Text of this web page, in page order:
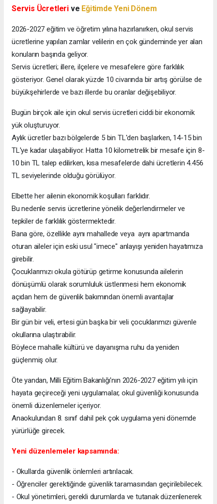
Servis Ücretleri ve Eğitimde Yeni Dönem
2026-2027 eğitim ve öğretim yılına hazırlanırken, okul servis
ücretlerine yapılan zamlar velilerin en çok gündeminde yer alan
konuların başında geliyor.
Servis ücretleri; illere, ilçelere ve mesafelere göre farklılık
gösteriyor. Genel olarak yüzde 10 civarında bir artış görülse de
büyükşehirlerde ve bazı illerde bu oranlar değişebiliyor.
Bugün birçok aile için okul servis ücretleri ciddi bir ekonomik
yük oluşturuyor.
Aylık ücretler bazı bölgelerde 5 bin TL'den başlarken, 14-15 bin
TL'ye kadar ulaşabiliyor. Hatta 10 kilometrelik bir mesafe için 8-
10 bin TL talep edilirken, kısa mesafelerde dahi ücretlerin 4.456
TL seviyelerinde olduğu görülüyor.
Elbette her ailenin ekonomik koşulları farklıdır.
Bu nedenle servis ücretlerine yönelik değerlendirmeler ve
tepkiler de farklılık göstermektedir.
Bana göre, özellikle aynı mahallede veya aynı apartmanda
oturan aileler için eski usul "imece" anlayışı yeniden hayatımıza
girebilir.
Çocuklarımızı okula götürüp getirme konusunda ailelerin
dönüşümlü olarak sorumluluk üstlenmesi hem ekonomik
açıdan hem de güvenlik bakımından önemli avantajlar
sağlayabilir.
Bir gün bir veli, ertesi gün başka bir veli çocuklarımızı güvenle
okullarına ulaştırabilir.
Böylece mahalle kültürü ve dayanışma ruhu da yeniden
güçlenmiş olur.
Öte yandan, Milli Eğitim Bakanlığı'nın 2026-2027 eğitim yılı için
hayata geçireceği yeni uygulamalar, okul güvenliği konusunda
önemli düzenlemeler içeriyor.
Anaokulundan 8. sınıf dahil pek çok uygulama yeni dönemde
yürürlüğe girecek.
Yeni düzenlemeler kapsamında:
- Okullarda güvenlik önlemleri artırılacak.
- Öğrenciler gerektiğinde güvenlik taramasından geçirilebilecek.
- Okul yönetimleri, gerekli durumlarda ve tutanak düzenlenerek